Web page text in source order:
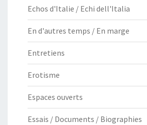
Echos d'Italie / Echi dell'Italia
En d'autres temps / En marge
Entretiens
Erotisme
Espaces ouverts
Essais / Documents / Biographies